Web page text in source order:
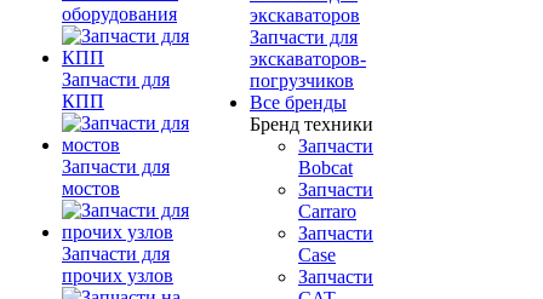
оборудования
Запчасти для
КПП
Запчасти для
мостов
Запчасти для
прочих узлов
экскаваторов
Запчасти для
экскаваторов-
погрузчиков
Все бренды
Бренд техники
Запчасти
Bobcat
Запчасти
Carraro
Запчасти
Case
Запчасти